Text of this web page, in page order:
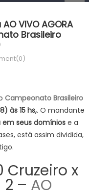
VIVO AGORA
Brasileiro
Campeonato Brasileiro
às 15 hs,. O mandante
seus domínios e a
está assim dividida,
Cruzeiro x
– AO